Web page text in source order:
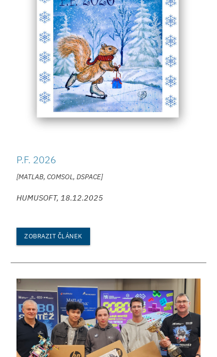
P.F. 2026
[MATLAB, COMSOL, DSPACE]
HUMUSOFT, 18.12.2025
ZOBRAZIT ČLÁNEK